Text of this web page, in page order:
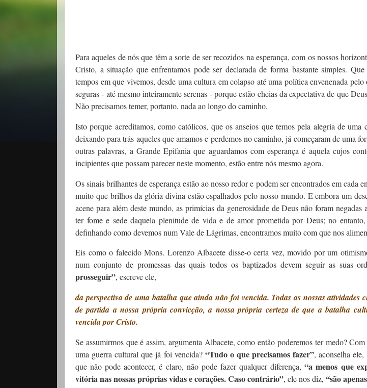
Para aqueles de nós que têm a sorte de ser recozidos na esperança, com os nossos
Cristo, a situação que enfrentamos pode ser declarada de forma bastante simples.
tempos em que vivemos, desde uma cultura em colapso até uma política envenenada
seguras - até mesmo inteiramente serenas - porque estão cheias da expectativa de que
Não precisamos temer, portanto, nada ao longo do caminho.
Isto porque acreditamos, como católicos, que os anseios que temos pela alegria de uma
deixando para trás aqueles que amamos e perdemos no caminho, já começaram de uma
outras palavras, a Grande Epifania que aguardamos com esperança é aquela cujos
incipientes que possam parecer neste momento, estão entre nós mesmo agora.
Os sinais brilhantes de esperança estão ao nosso redor e podem ser encontrados em cada
muito que brilhos da glória divina estão espalhados pelo nosso mundo. E embora um
acene para além deste mundo, as primícias da generosidade de Deus não foram
ter fome e sede daquela plenitude de vida e de amor prometida por Deus; no
definhando como devemos num Vale de Lágrimas, encontramos muito com que nos
Eis como o falecido Mons. Lorenzo Albacete disse-o certa vez, movido por um
num conjunto de promessas das quais todos os baptizados devem seguir as suas
prosseguir”, escreve ele,
da perspectiva de uma batalha que ainda não foi vencida. Todas as nossas atividades
de partida a nossa própria convicção, a nossa própria certeza de que a batalha
vencida por Cristo.
Se assumirmos que é assim, argumenta Albacete, como então poderemos ter medo?
uma guerra cultural que já foi vencida? “Tudo o que precisamos fazer”, aconselha ele,
que não pode acontecer, é claro, não pode fazer qualquer diferença,“a menos que
vitória nas nossas próprias vidas e corações. Caso contrário”, ele nos diz, “são